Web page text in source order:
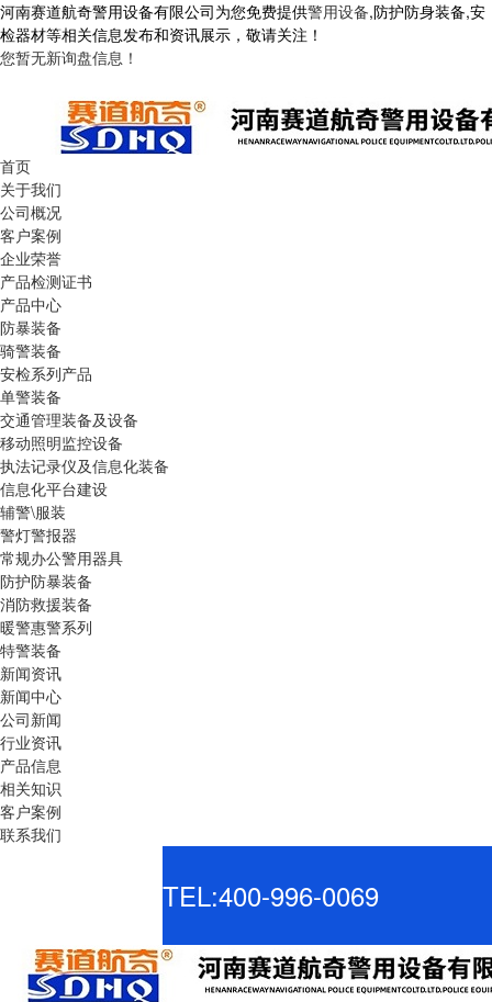
河南赛道航奇警用设备有限公司为您免费提供警用设备,防护防身装备,安
检器材等相关信息发布和资讯展示，敬请关注！
您暂无新询盘信息！
首页
关于我们
公司概况
客户案例
企业荣誉
产品检测证书
产品中心
防暴装备
骑警装备
安检系列产品
单警装备
交通管理装备及设备
移动照明监控设备
执法记录仪及信息化装备
信息化平台建设
辅警\服装
警灯警报器
常规办公警用器具
防护防暴装备
消防救援装备
暖警惠警系列
特警装备
新闻资讯
新闻中心
公司新闻
行业资讯
产品信息
相关知识
客户案例
联系我们
TEL:400-996-0069